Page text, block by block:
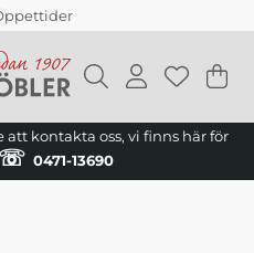
.
att kontakta oss, vi finns här för
☏ 0471-13690